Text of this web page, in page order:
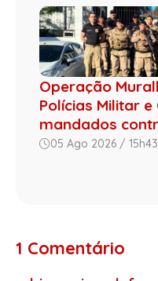
Operação
Polícias Militar
mandados
05 Ago 2026 / 15h43
1 Comentário